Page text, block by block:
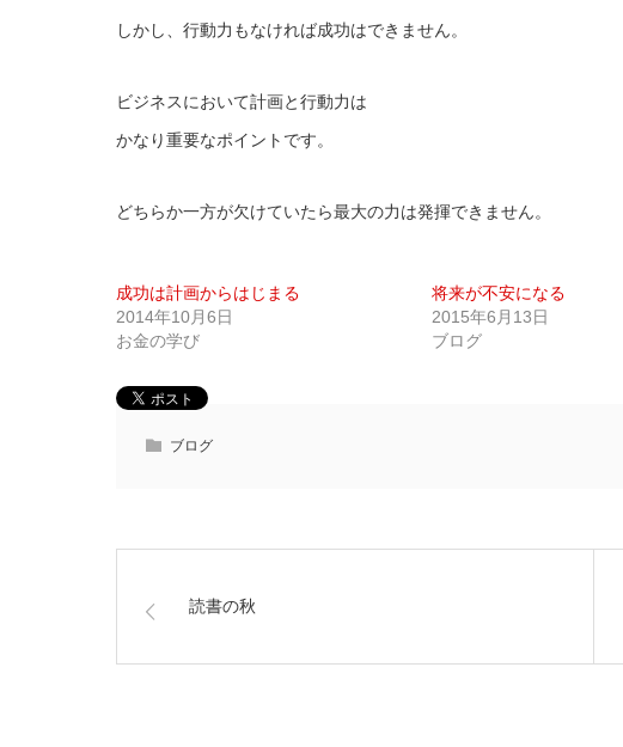
しかし、行動力もなければ成功はできません。
ビジネスにおいて計画と行動力は
かなり重要なポイントです。
どちらか一方が欠けていたら最大の力は発揮できません。
成功は計画からはじまる
2014年10月6日
お金の学び
将来が不安になる
2015年6月13日
ブログ
ブログ
読書の秋